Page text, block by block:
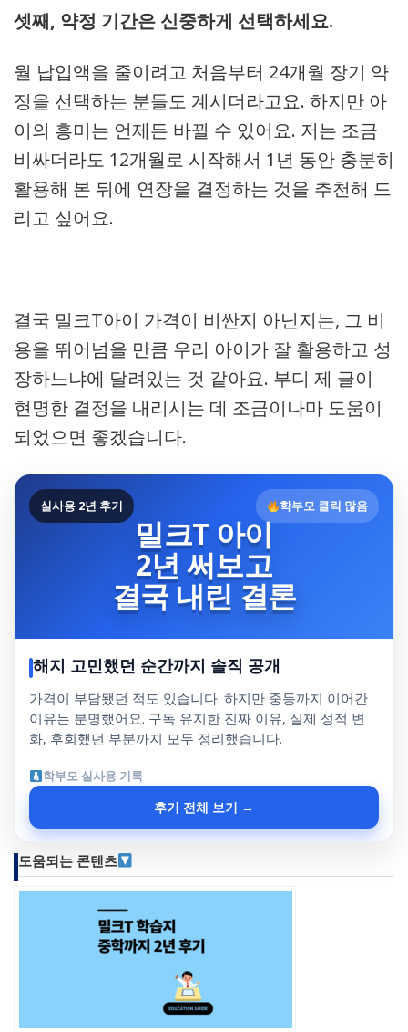
셋째, 약정 기간은 신중하게 선택하세요.
월 납입액을 줄이려고 처음부터 24개월 장기 약
정을 선택하는 분들도 계시더라고요. 하지만 아
이의 흥미는 언제든 바뀔 수 있어요. 저는 조금
비싸더라도 12개월로 시작해서 1년 동안 충분히
활용해 본 뒤에 연장을 결정하는 것을 추천해 드
리고 싶어요.
결국 밀크T아이 가격이 비싼지 아닌지는, 그 비
용을 뛰어넘을 만큼 우리 아이가 잘 활용하고 성
장하느냐에 달려있는 것 같아요. 부디 제 글이
현명한 결정을 내리시는 데 조금이나마 도움이
되었으면 좋겠습니다.
실사용 2년 후기 학부모 클릭 많음
밀크T 아이
2년 써보고
결국 내린 결론
해지 고민했던 순간까지 솔직 공개
가격이 부담됐던 적도 있습니다. 하지만 중등까지 이어간
이유는 분명했어요. 구독 유지한 진짜 이유, 실제 성적 변
화, 후회했던 부분까지 모두 정리했습니다.
학부모 실사용 기록
후기 전체 보기 →
도움되는 콘텐츠